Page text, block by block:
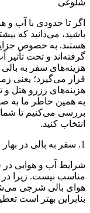
اگر تا حدودی با آب
باشید، می‌دانید که
هستند. به خصوص
گرفته‌اند و تحت
هزینه‌های سفر به
قرار می‌گیرد؛ یعنی
هزینه‌های رزرو هتل و
به همین خاطر ما به
بررسی می‌کنیم تا شما
انتخاب کنید.
1. سفر به بالی در بهار
شرایط آب و هوایی در
مناسب نیست. زیرا در
هوای بالی شرجی
بنابراین بهتر است